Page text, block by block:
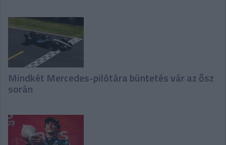
Mindkét Mercedes-pilótára büntetés vár az ősz
során